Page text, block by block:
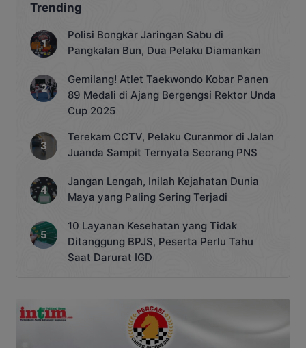
Trending
Polisi Bongkar Jaringan Sabu di
Pangkalan Bun, Dua Pelaku Diamankan
Gemilang! Atlet Taekwondo Kobar Panen
89 Medali di Ajang Bergengsi Rektor Unda
Cup 2025
Terekam CCTV, Pelaku Curanmor di Jalan
Juanda Sampit Ternyata Seorang PNS
Jangan Lengah, Inilah Kejahatan Dunia
Maya yang Paling Sering Terjadi
10 Layanan Kesehatan yang Tidak
Ditanggung BPJS, Peserta Perlu Tahu
Saat Darurat IGD